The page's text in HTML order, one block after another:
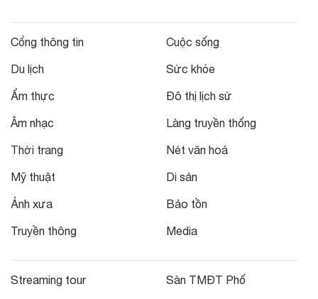
Cổng thông tin
Du lịch
Ẩm thực
Âm nhạc
Thời trang
Mỹ thuật
Ảnh xưa
Truyền thông
Cuộc sống
Sức khỏe
Đô thị lịch sử
Làng truyền thống
Nét văn hoá
Di sản
Bảo tồn
Media
Streaming tour Sàn TMĐT Phố